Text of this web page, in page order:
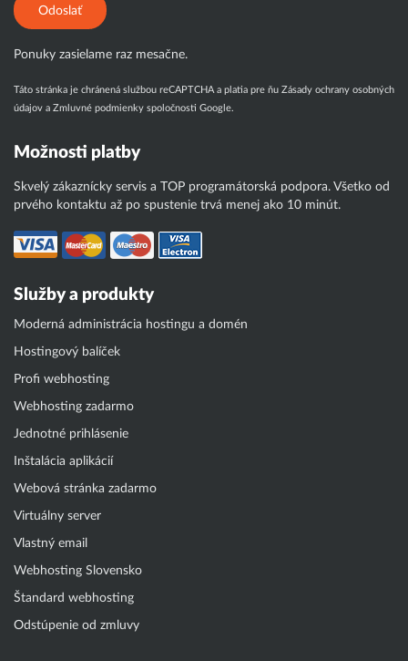
Odoslať
Ponuky zasielame raz mesačne.
Táto stránka je chránená službou reCAPTCHA a platia pre ňu Zásady ochrany osobných
údajov a Zmluvné podmienky spoločnosti Google.
Možnosti platby
Skvelý zákaznícky servis a TOP programátorská podpora. Všetko od
prvého kontaktu až po spustenie trvá menej ako 10 minút.
Služby a produkty
Moderná administrácia hostingu a domén
Hostingový balíček
Profi webhosting
Webhosting zadarmo
Jednotné prihlásenie
Inštalácia aplikácií
Webová stránka zadarmo
Virtuálny server
Vlastný email
Webhosting Slovensko
Štandard webhosting
Odstúpenie od zmluvy